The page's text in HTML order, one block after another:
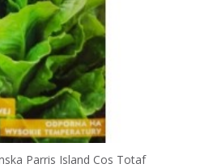
Parris Island Cos Totaf